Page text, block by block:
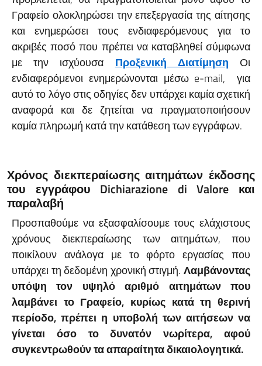
Γραφείο ολοκληρώσει την επεξεργασία της αίτησης
και ενημερώσει τους ενδιαφερόμενους για το
ακριβές ποσό που πρέπει να καταβληθεί σύμφωνα
με την ισχύουσα Προξενική Διατίμηση Οι
ενδιαφερόμενοι ενημερώνονται μέσω e-mail, για
αυτό το λόγο στις οδηγίες δεν υπάρχει καμία σχετική
αναφορά και δε ζητείται να πραγματοποιήσουν
καμία πληρωμή κατά την κατάθεση των εγγράφων.
Χρόνος διεκπεραίωσης αιτημάτων έκδοσης
του εγγράφου Dichiarazione di Valore και
παραλαβή
Προσπαθούμε να εξασφαλίσουμε τους ελάχιστους
χρόνους διεκπεραίωσης των αιτημάτων, που
ποικίλουν ανάλογα με το φόρτο εργασίας που
υπάρχει τη δεδομένη χρονική στιγμή. Λαμβάνοντας
υπόψη τον υψηλό αριθμό αιτημάτων που
λαμβάνει το Γραφείο, κυρίως κατά τη θερινή
περίοδο, πρέπει η υποβολή των αιτήσεων να
γίνεται όσο το δυνατόν νωρίτερα, αφού
συγκεντρωθούν τα απαραίτητα δικαιολογητικά.